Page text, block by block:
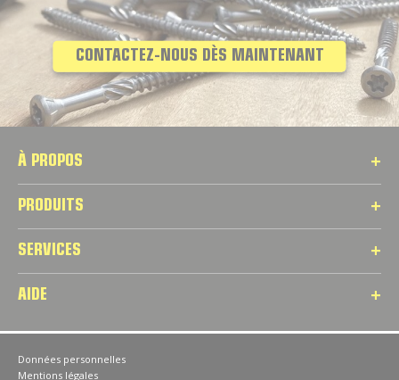
CONTACTEZ-NOUS DÈS MAINTENANT
À PROPOS
PRODUITS
SERVICES
AIDE
Données personnelles
Mentions légales